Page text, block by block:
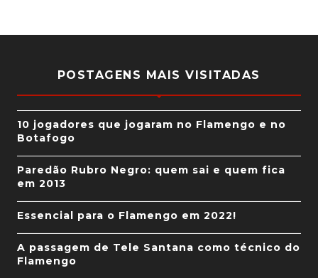
POSTAGENS MAIS VISITADAS
10 jogadores que jogaram no Flamengo e no
Botafogo
Paredão Rubro Negro: quem sai e quem fica
em 2013
Essencial para o Flamengo em 2022!
A passagem de Tele Santana como técnico do
Flamengo